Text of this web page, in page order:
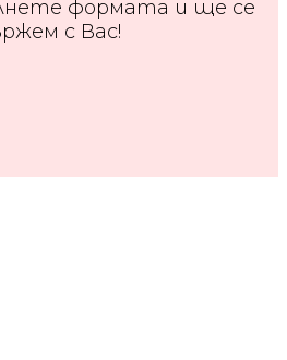
формата и ще се
с Вас!